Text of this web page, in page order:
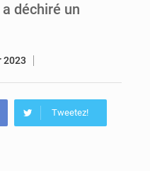
déchiré un
2023
Tweetez!